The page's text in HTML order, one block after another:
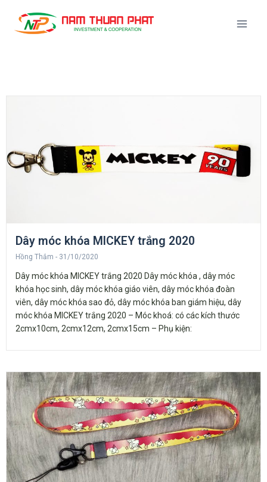
Dây móc khóa MICKEY trắng 2020
Hồng Thắm 31/10/2020
Dây móc khóa MICKEY trắng 2020 Dây móc khóa , dây móc
khóa học sinh, dây móc khóa giáo viên, dây móc khóa đoàn
viên, dây móc khóa sao đỏ, dây móc khóa ban giám hiệu, dây
móc khóa MICKEY trắng 2020 – Móc khoá: có các kích thước
2cmx10cm, 2cmx12cm, 2cmx15cm – Phụ kiện: